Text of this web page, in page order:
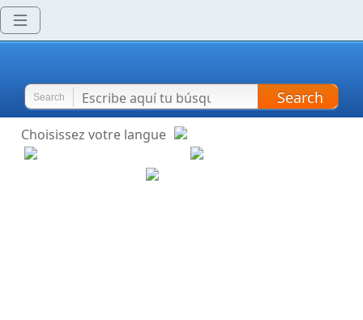
Search Search
Choisissez votre langue